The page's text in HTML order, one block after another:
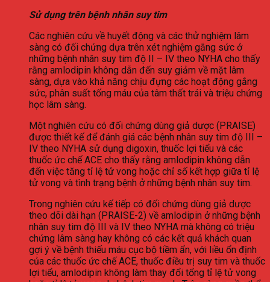
Sử dụng trên bệnh nhân suy tim
Các nghiên cứu về huyết động và các thử nghiệm lâm
sàng có đối chứng dựa trên xét nghiệm gắng sức ở
những bệnh nhân suy tim độ II – IV theo NYHA cho thấy
rằng amlodipin không dẫn đến suy giảm về mặt lâm
sàng, dựa vào khả năng chịu đựng các hoạt động gắng
sức, phân suất tống máu của tâm thất trái và triệu chứng
học lâm sàng.
Một nghiên cứu có đối chứng dùng giả dược (PRAISE)
được thiết kế để đánh giá các bệnh nhân suy tim độ III –
IV theo NYHA sử dụng digoxin, thuốc lợi tiểu và các
thuốc ức chế ACE cho thấy rằng amlodipin không dẫn
đến việc tăng tỉ lệ tử vong hoặc chỉ số kết hợp giữa tỉ lệ
tử vong và tình trạng bệnh ở những bệnh nhân suy tim.
Trong nghiên cứu kế tiếp có đối chứng dùng giả dược
theo dõi dài hạn (PRAISE-2) về amlodipin ở những bệnh
nhân suy tim độ III và IV theo NYHA mà không có triệu
chứng lâm sàng hay không có các kết quả khách quan
gợi ý về bệnh thiếu máu cục bộ tiềm ẩn, với liều ổn định
của các thuốc ức chế ACE, thuốc điều trị suy tim và thuốc
lợi tiểu, amlodipin không làm thay đổi tổng tỉ lệ tử vong